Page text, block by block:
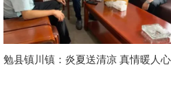
勉县镇川镇：炎夏送清凉 真情暖人心